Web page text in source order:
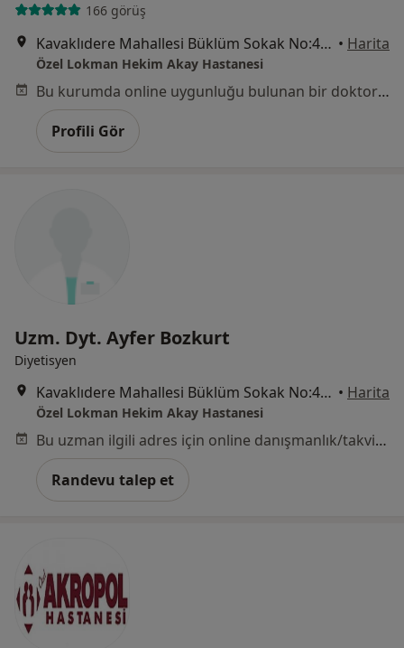
166 görüş
Kavaklıdere Mahallesi Büklüm Sokak No:4, Çankaya • Harita
Özel Lokman Hekim Akay Hastanesi
Bu kurumda online uygunluğu bulunan bir doktor veya uzman bulunamadı
Profili Gör
Uzm. Dyt. Ayfer Bozkurt
Diyetisyen
Kavaklıdere Mahallesi Büklüm Sokak No:4, Çankaya • Harita
Özel Lokman Hekim Akay Hastanesi
Bu uzman ilgili adres için online danışmanlık/takvim sunmuyor.
Randevu talep et